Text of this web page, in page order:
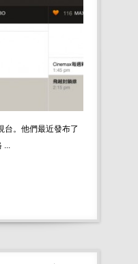
台。他們最近發布了
...